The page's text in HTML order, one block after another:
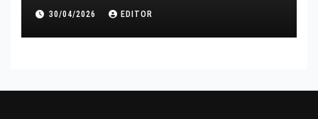
30/04/2026 EDITOR